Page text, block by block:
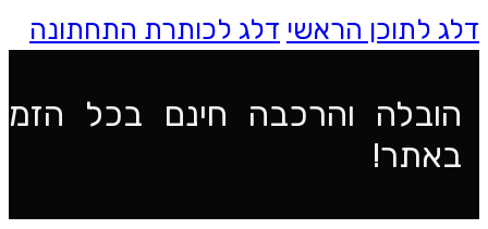
דלג לתוכן הראשי דלג לכותרת התחתונה
הובלה והרכבה חינם בכל
באתר!